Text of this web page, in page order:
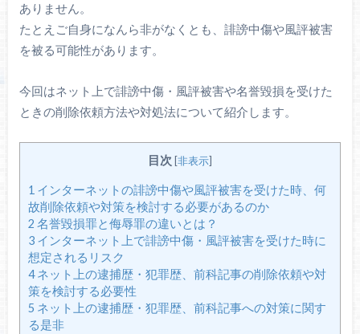
ありません。
たとえご自身になんら非がなくとも、誹謗中傷や風評被害
を被る可能性があります。
今回はネット上で誹謗中傷・風評被害や名誉毀損を受けた
ときの削除依頼方法や対処法について紹介します。
目次 [非表示]
1 インターネットの誹謗中傷や風評被害を受けた時、何
故削除依頼や対策を検討する必要があるのか
2 名誉毀損罪と侮辱罪の違いとは？
3インターネット上で誹謗中傷・風評被害を受けた時に
想定されるリスク
4ネット上の逮捕歴・犯罪歴、前科記事の削除依頼や対
策を検討する必要性
5 ネット上の逮捕歴・犯罪歴、前科記事への対策に関す
る是非